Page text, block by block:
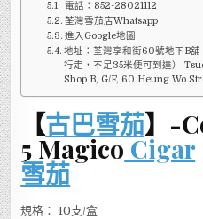
電話：852-28021112
荃灣雪茄店Whatsapp
進入Google地圖
地址：荃灣享和街60號地下B舖
行走，不足35米便可到達）
Shop B, G/F, 60 Heung Wo
【古巴雪茄】-
5 MagicoCigar
雪茄
規格： 10支/盒